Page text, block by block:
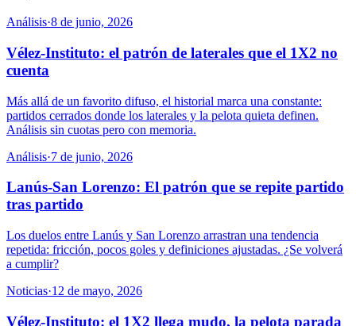
Análisis·8 de junio, 2026
Vélez-Instituto: el patrón de laterales que el 1X2 no
cuenta
Más allá de un favorito difuso, el historial marca una constante:
partidos cerrados donde los laterales y la pelota quieta definen.
Análisis sin cuotas pero con memoria.
Análisis·7 de junio, 2026
Lanús-San Lorenzo: El patrón que se repite partido
tras partido
Los duelos entre Lanús y San Lorenzo arrastran una tendencia
repetida: fricción, pocos goles y definiciones ajustadas. ¿Se volverá
a cumplir?
Noticias·12 de mayo, 2026
Vélez-Instituto: el 1X2 llega mudo, la pelota parada